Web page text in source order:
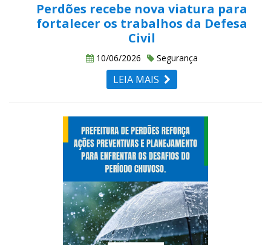
Perdões recebe nova viatura para
fortalecer os trabalhos da Defesa
Civil
10/06/2026 Segurança
LEIA MAIS